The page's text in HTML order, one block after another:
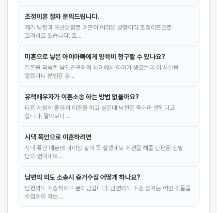
조정이혼 절차 문의드립니다.
제가 남편과 재산분할로 이혼이 어려운 상황이라 조정이혼으로
고려하고 있습니다. 조…
미혼으로 낳은 아이아빠에게 양육비 청구할 수 있나요?
결혼을 약속한 남자친구와의 사이에서 아이가 생겼는데 이 사실을
알렸더니 본인은 준…
유책배우자가 이혼소송 하는 방법 없을까요?
다른 사람이 좋아져 이혼을 하고 싶은데 남편은 죽어라 안된다고
합니다. 알아보니 …
시댁 폭언으로 이혼하려면
시댁 폭언 때문에 더이상 같이 못 살겠네요 제편을 해줄 남편은 정말
남의 편이네요…
남편의 외도 소송시 증거수집 어떻게 하나요?
남편외도 소송하려고 문의남깁니다. 남편외도 소송 증거는 어떤 것들을
수집해야 하는…